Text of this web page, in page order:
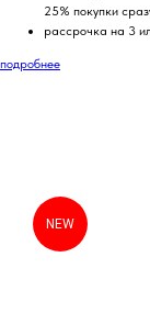
25% покупки
рассрочка на 3
подробнее
NEW